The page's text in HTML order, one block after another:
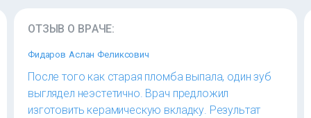
ОТЗЫВ О ВРАЧЕ:
Фидаров Аслан Феликсович
После того как старая пломба выпала, один зуб
выглядел неэстетично. Врач предложил
изготовить керамическую вкладку. Результат